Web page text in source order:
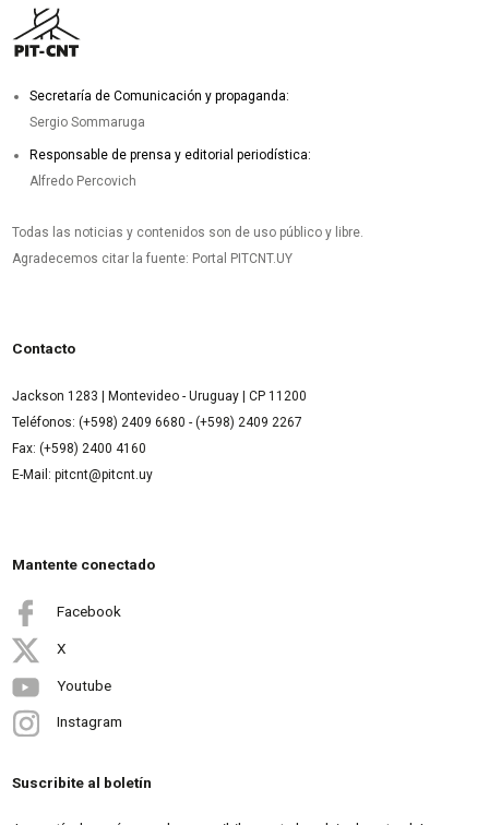
Secretaría de Comunicación y propaganda:
Sergio Sommaruga
Responsable de prensa y editorial periodística:
Alfredo Percovich
Todas las noticias y contenidos son de uso público y libre.
Agradecemos citar la fuente: Portal PITCNT.UY
Contacto
Jackson 1283 | Montevideo - Uruguay | CP 11200
Teléfonos: (+598) 2409 6680 - (+598) 2409 2267
Fax: (+598) 2400 4160
E-Mail: pitcnt@pitcnt.uy
Mantente conectado
Facebook
X
Youtube
Instagram
Suscribite al boletín